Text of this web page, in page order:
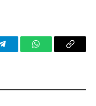
TelegramWhatsAppCopy